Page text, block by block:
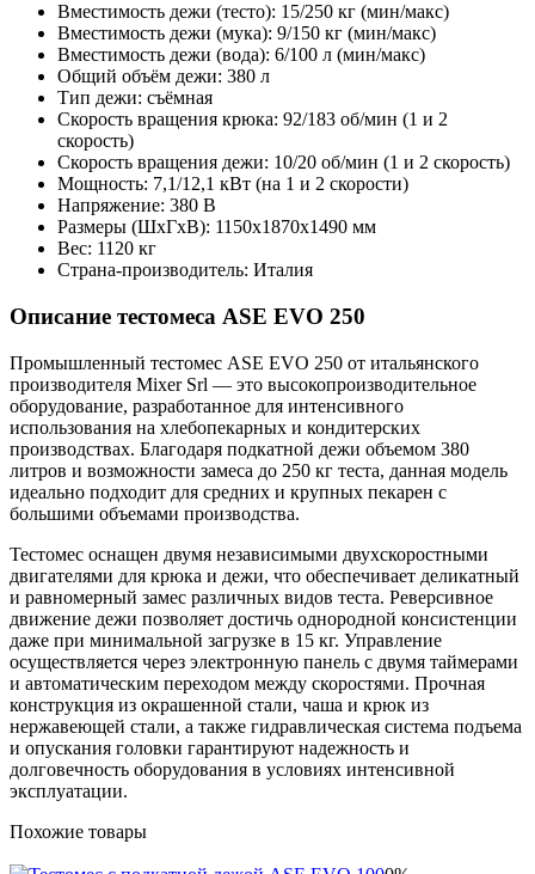
Вместимость дежи (тесто): 15/250 кг (мин/макс)
Вместимость дежи (мука): 9/150 кг (мин/макс)
Вместимость дежи (вода): 6/100 л (мин/макс)
Общий объём дежи: 380 л
Тип дежи: съёмная
Скорость вращения крюка: 92/183 об/мин (1 и 2
скорость)
Скорость вращения дежи: 10/20 об/мин (1 и 2 скорость)
Мощность: 7,1/12,1 кВт (на 1 и 2 скорости)
Напряжение: 380 В
Размеры (ШхГхВ): 1150х1870х1490 мм
Вес: 1120 кг
Страна-производитель: Италия
Описание тестомеса ASE EVO 250
Промышленный тестомес ASE EVO 250 от итальянского
производителя Mixer Srl — это высокопроизводительное
оборудование, разработанное для интенсивного
использования на хлебопекарных и кондитерских
производствах. Благодаря подкатной дежи объемом 380
литров и возможности замеса до 250 кг теста, данная модель
идеально подходит для средних и крупных пекарен с
большими объемами производства.
Тестомес оснащен двумя независимыми двухскоростными
двигателями для крюка и дежи, что обеспечивает деликатный
и равномерный замес различных видов теста. Реверсивное
движение дежи позволяет достичь однородной консистенции
даже при минимальной загрузке в 15 кг. Управление
осуществляется через электронную панель с двумя таймерами
и автоматическим переходом между скоростями. Прочная
конструкция из окрашенной стали, чаша и крюк из
нержавеющей стали, а также гидравлическая система подъема
и опускания головки гарантируют надежность и
долговечность оборудования в условиях интенсивной
эксплуатации.
Похожие товары